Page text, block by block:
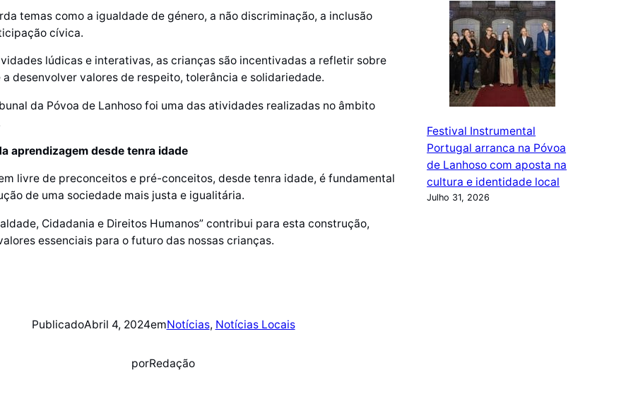
temas como a igualdade de género, a não discriminação, a inclusão
cívica.
lúdicas e interativas, as crianças são incentivadas a refletir sobre
a desenvolver valores de respeito, tolerância e solidariedade.
da Póvoa de Lanhoso foi uma das atividades realizadas no âmbito
aprendizagem desde tenra idade
livre de preconceitos e pré-conceitos, desde tenra idade, é fundamental
de uma sociedade mais justa e igualitária.
Cidadania e Direitos Humanos” contribui para esta construção,
essenciais para o futuro das nossas crianças.
Festival Instrumental
Portugal arranca na Póvoa
de Lanhoso com aposta na
cultura e identidade local
Julho 31, 2026
PublicadoAbril 4, 2024emNotícias, Notícias Locais
porRedação